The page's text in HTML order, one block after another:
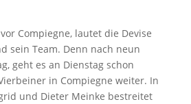
Compiegne, lautet die Devise
sein Team. Denn nach neun
geht es an Dienstag schon
in Compiegne weiter. In
und Dieter Meinke bestreitet